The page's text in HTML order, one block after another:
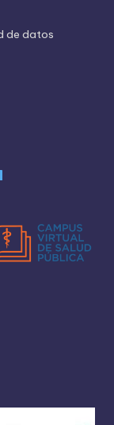
de datos